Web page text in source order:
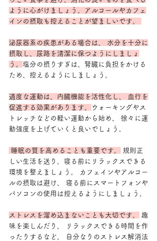
ように心がけましょう。アルコールやカフェ
インの摂取も控えることが望ましいです。
泌尿器系の疾患がある場合は、 水分を十分に
摂取し、尿路を清潔に保つようにしましょ
う。 塩分の摂りすぎは、腎臓に負担をかける
ため、控えるようにしましょう。
適度な運動は、内臓機能を活性化し、 血行を
促進する効果があります。
ウォーキングやス
トレッチなどの軽い運動から始め、 徐々に運
動強度を上げていくと良いでしょう。
睡眠の質を高めることも重要です。
規則正
しい生活を送り、寝る前にリラックスできる
環境を整えましょう。 カフェインやアルコー
ルの摂取は避け、 寝る前にスマートフォンや
パソコンの使用は控えるようにしましょう。
ストレスを溜め込まないことも大切です。
趣
味を楽しんだり、 リラックスできる時間を作
ったりするなど、 自分なりのストレス解消法